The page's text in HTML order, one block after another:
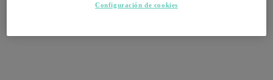
Configuración de cookies